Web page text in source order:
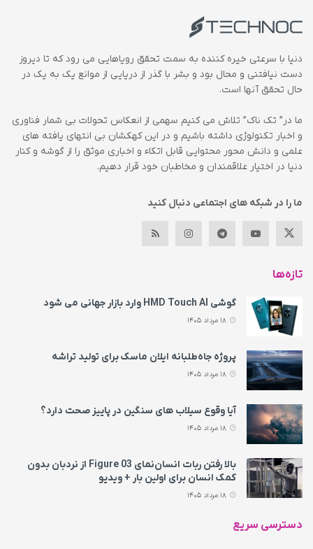
دنیا با سرعتی خیره کننده به سمت تحقق رویاهایی می رود که تا دیروز
دست نیافتنی و محال بود و بشر با گذر از دریایی از موانع یک به یک در
حال تحقق آنها است.
ما در” تک ناک” تلاش می کنیم سهمی از انعکاس تحولات بی شمار فناوری
و اخبار تکنولوژی داشته باشیم و در این کهکشان بی انتهای یافته های
علمی و دانش محور محتوایی قابل اتکاء و اخباری موثق را از گوشه و کنار
دنیا در اختیار علاقمندان و مخاطبان خود قرار دهیم.
ما را در شبکه های اجتماعی دنبال کنید
تازه‌ها
گوشی HMD Touch AI وارد بازار جهانی می‌ شود
پروژه جاه‌طلبانه ایلان ماسک برای تولید تراشه
آیا وقوع سیلاب های سنگین در پاییز صحت دارد؟
بالا رفتن ربات انسان‌نمای Figure 03 از نردبان بدون
کمک انسان برای اولین بار + ویدیو
دسترسی سریع